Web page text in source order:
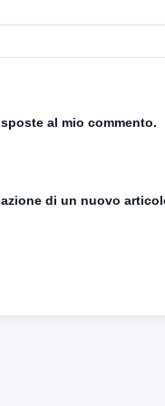
al mio commento.
di un nuovo